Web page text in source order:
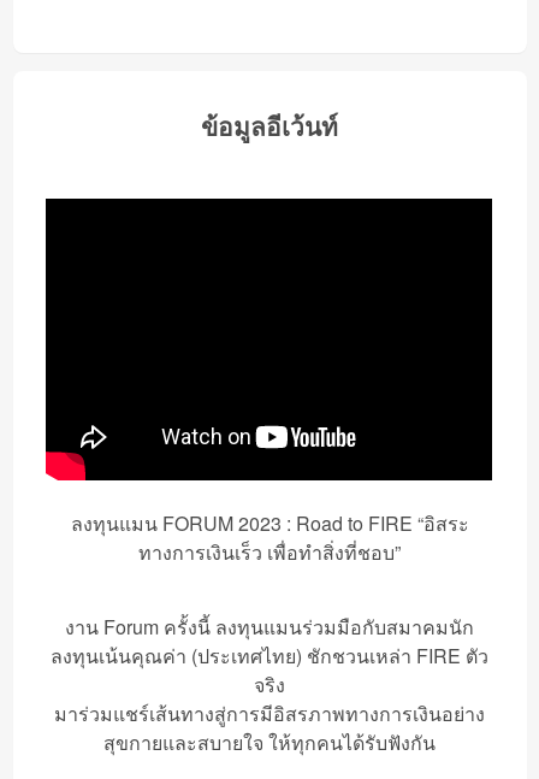
ข้อมูลอีเว้นท์
ลงทุนแมน FORUM 2023 : Road to FIRE “อิสระ
ทางการเงินเร็ว เพื่อทำสิ่งที่ชอบ”
งาน Forum ครั้งนี้ ลงทุนแมนร่วมมือกับสมาคมนัก
ลงทุนเน้นคุณค่า (ประเทศไทย) ชักชวนเหล่า FIRE ตัว
จริง
มาร่วมแชร์เส้นทางสู่การมีอิสรภาพทางการเงินอย่าง
สุขกายและสบายใจ ให้ทุกคนได้รับฟังกัน